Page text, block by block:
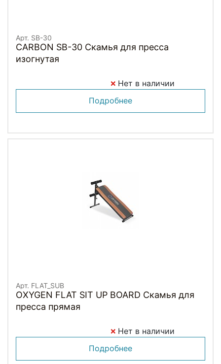
Арт. SB-30
CARBON SB-30 Скамья для пресса
изогнутая
Нет в наличии
Подробнее
Арт. FLAT_SUB
OXYGEN FLAT SIT UP BOARD Скамья для
пресса прямая
Нет в наличии
Подробнее